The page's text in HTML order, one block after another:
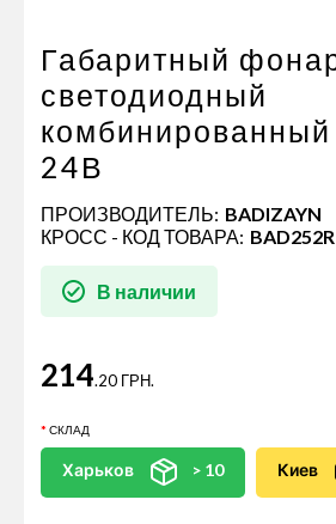
Габаритный
светодиодный
24В
ПРОИЗВОДИТЕЛЬ: BADIZAYN
КРОСС - КОД ТОВАРА: BAD252R
В наличии
214.20 ГРН.
СКЛАД
Харьков > 10 Киев